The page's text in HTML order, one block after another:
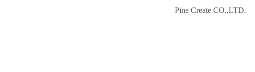
Pine Create CO.,LTD.